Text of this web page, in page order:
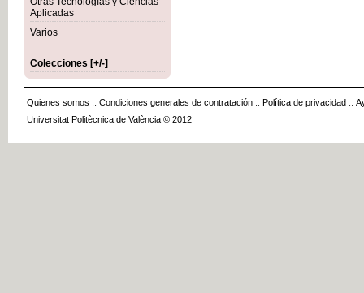
Aplicadas
Varios
Colecciones [+/-]
Quienes somos :: Condiciones generales de contratación :: Política de privacidad ::
Universitat Politècnica de València © 2012